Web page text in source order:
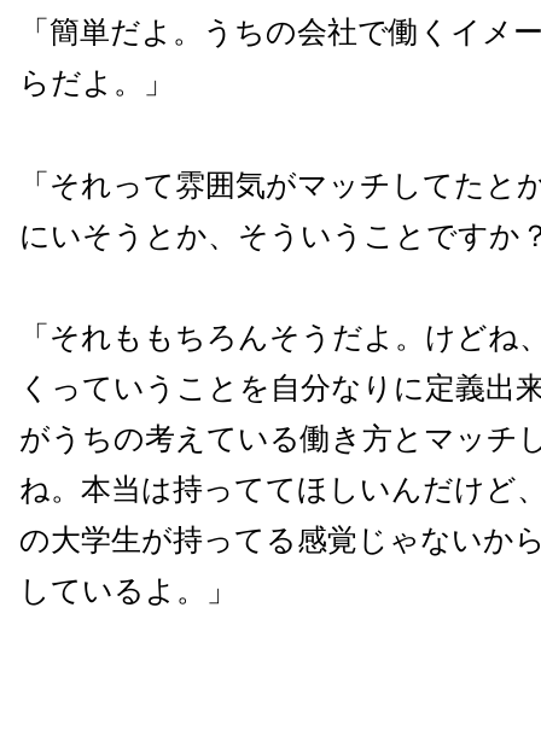
「簡単だよ。うちの会社で働くイメ
らだよ。」
「それって雰囲気がマッチしてたと
にいそうとか、そういうことですか
「それももちろんそうだよ。けどね
くっていうことを自分なりに定義出
がうちの考えている働き方とマッチ
ね。本当は持っててほしいんだけど
の大学生が持ってる感覚じゃないか
しているよ。」